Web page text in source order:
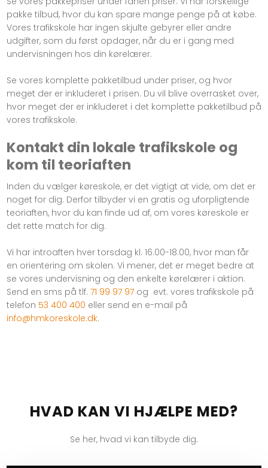
pakke tilbud, hvor du kan spare mange penge på at købe.
Vores trafikskole har ingen skjulte gebyrer eller andre
udgifter, som du først opdager, når du er i gang med
undervisningen hos din kørelærer.
Se vores komplette pakketilbud under priser, og hvor
meget der er inkluderet i prisen. Du vil blive overrasket over,
hvor meget der er inkluderet i det komplette pakketilbud på
vores trafikskole.
Kontakt din lokale trafikskole​ og
kom til teoriaften
Inden du vælger køreskole, er det vigtigt at vide, om det er
noget for dig. Derfor tilbyder vi en gratis og uforpligtende
teoriaften, hvor du kan finde ud af, om vores køreskole er
det rette match for dig.
Vi har introaften hver torsdag kl. 16.00-18.00, hvor man får
en orientering om skolen. Vi mener, det er meget bedre at
se vores undervisning og den enkelte kørelærer i aktion.
Send en sms på tlf. 71 99 97 97og evt. vores trafikskole på
telefon 53 400 400 eller send en e-mail på
info@hmkoreskole.dk.​
HVAD KAN VI HJÆLPE MED?
Se her, hvad vi kan tilbyde dig.